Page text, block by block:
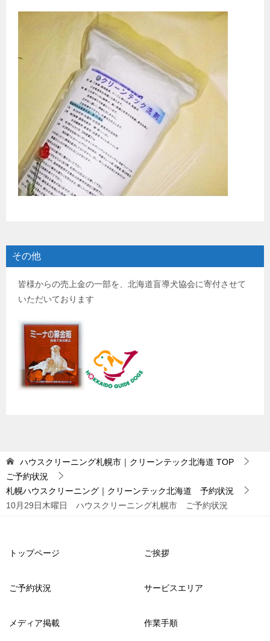
その他
皆様からの売上金の一部を、北海道盲導犬協会に寄付させて
いただいております
ハウスクリーニング札幌市｜クリーンテック北海道 TOP
ご予約状況
札幌ハウスクリーニング｜クリーンテック北海道 予約状況
10月29日木曜日 ハウスクリーニング札幌市 ご予約状況
トップページ ご挨拶
ご予約状況 サービスエリア
メディア掲載 作業手順